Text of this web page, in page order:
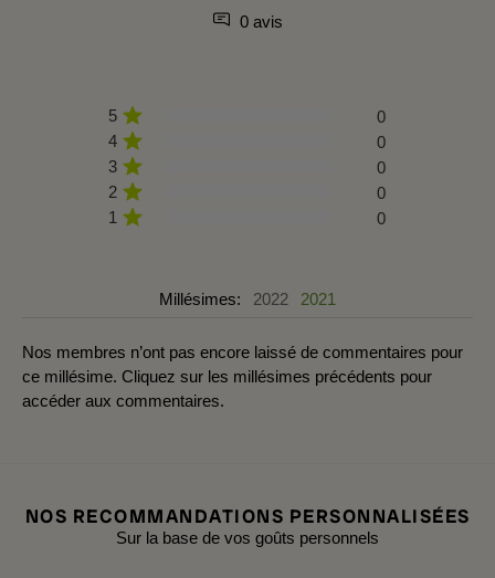
0 avis
5
0
4
0
3
0
2
0
1
0
Millésimes: 2022 2021
Nos membres n’ont pas encore laissé de commentaires pour
ce millésime. Cliquez sur les millésimes précédents pour
accéder aux commentaires.
NOS RECOMMANDATIONS PERSONNALISÉES
Sur la base de vos goûts personnels